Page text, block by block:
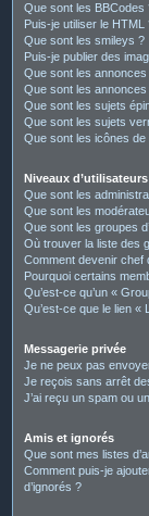
Que sont les BBCodes
Puis-je utiliser le HTML
Que sont les smileys ?
Puis-je publier des
Que sont les annonces
Que sont les annonces
Que sont les sujets
Que sont les sujets
Que sont les icônes de
Niveaux
Que sont les
Que sont les
Que sont les groupes
Où trouver la liste des
Comment devenir chef
Pourquoi certains
Qu’est-ce qu’un «
Qu’est-ce que le lien «
Messagerie privée
Je ne peux pas
Je reçois sans arrêt
J’ai reçu un spam ou
Amis et ignorés
Que sont mes listes
Comment puis-je
d’ignorés ?